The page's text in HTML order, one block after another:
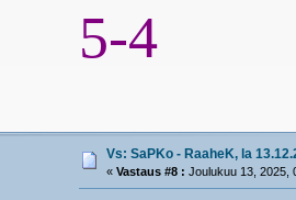
5-4
Vs: SaPKo - RaaheK, la
«Vastaus #8 : Joulukuu 13, 2025,